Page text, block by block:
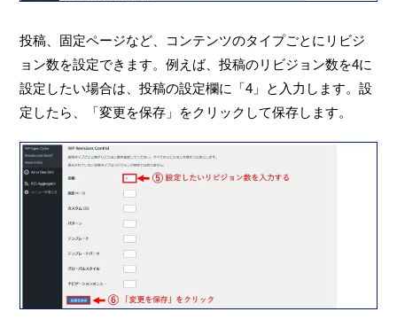
投稿、固定ページなど、コンテンツのタイプごとにリビジ
ョン数を設定できます。例えば、投稿のリビジョン数を4に
設定したい場合は、投稿の設定欄に「4」と入力します。設
定したら、「変更を保存」をクリックして保存します。